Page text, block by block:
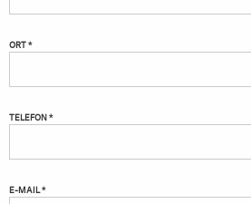
ORT *
TELEFON *
E-MAIL *